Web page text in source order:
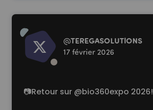
Read more
@TEREGASOLUTlONS
17 février 2026
📷Retour sur @bio360expo 2026!